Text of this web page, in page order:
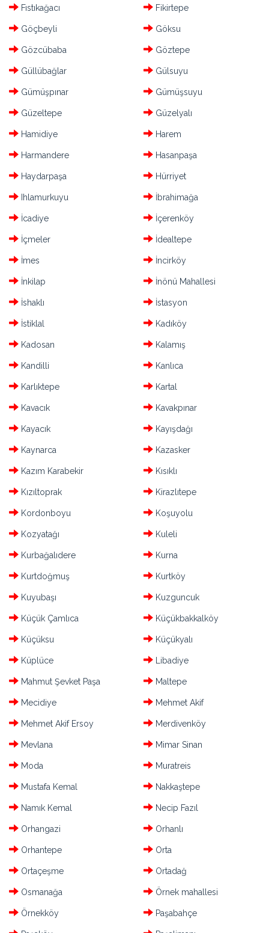
Fıstıkağacı Fikirtepe
Göçbeyli Göksu
Gözcübaba Göztepe
Güllübağlar Gülsuyu
Gümüşpınar Gümüşsuyu
Güzeltepe Güzelyalı
Hamidiye Harem
Harmandere Hasanpaşa
Haydarpaşa Hürriyet
Ihlamurkuyu İbrahimağa
İcadiye İçerenköy
İçmeler İdealtepe
İmes İncirköy
İnkilap İnönü Mahallesi
İshaklı İstasyon
İstiklal Kadıköy
Kadosan Kalamış
Kandilli Kanlıca
Karlıktepe Kartal
Kavacık Kavakpınar
Kayacık Kayışdağı
Kaynarca Kazasker
Kazım Karabekir Kısıklı
Kızıltoprak Kirazlıtepe
Kordonboyu Koşuyolu
Kozyatağı Kuleli
Kurbağalıdere Kurna
Kurtdoğmuş Kurtköy
Kuyubaşı Kuzguncuk
Küçük Çamlıca Küçükbakkalköy
Küçüksu Küçükyalı
Küplüce Libadiye
Mahmut Şevket Paşa Maltepe
Mecidiye Mehmet Akif
Mehmet Akif Ersoy Merdivenköy
Mevlana Mimar Sinan
Moda Muratreis
Mustafa Kemal Nakkaştepe
Namık Kemal Necip Fazıl
Orhangazi Orhanlı
Orhantepe Orta
Ortaçeşme Ortadağ
Osmanağa Örnek mahallesi
Örnekköy Paşabahçe